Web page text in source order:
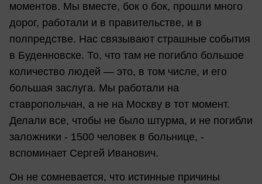
моментов. Мы вместе, бок о бок, прошли много
дорог, работали и в правительстве, и в
полпредстве. Нас связывают страшные события
в Буденновске. То, что там не погибло большое
количество людей — это, в том числе, и его
большая заслуга. Мы работали на
ставропольчан, а не на Москву в тот момент.
Делали все, чтобы не было штурма, и не погибли
заложники - 1500 человек в больнице, -
вспоминает Сергей Иванович.
Он не сомневается, что истинные причины